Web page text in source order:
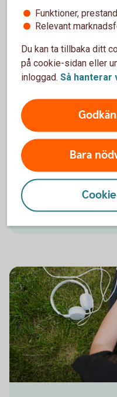
1153620594
När du
Våra kreditkort
drulleförsäkring,
förlängd garanti får
Drulleförsäkring,
och förlängdgaranti
Funktioner,
Relevant
Du kan ta tillbaka ditt
på cookie-sidan eller
inloggad. Så hanterar
Bara